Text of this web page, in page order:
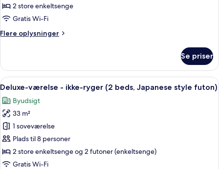
-
ikke-
(2
2 store enkeltsenge
Gratis Wi-Fi
Flere oplysninger
Flere
værelse
ikke-
(2
beds)
Se priser
Indlæs
alle
billeder
af
Deluxe-
værelse
-
ikke-
Et hotelværelse med en stor seng,
10
Deluxe-værelse - ikke-ryger (2 beds, Japanese style futon)
Byudsigt
33 m²
1 soveværelse
Plads til 8 personer
2 store enkeltsenge og 2 futoner (enkeltsenge)
Gratis Wi-Fi